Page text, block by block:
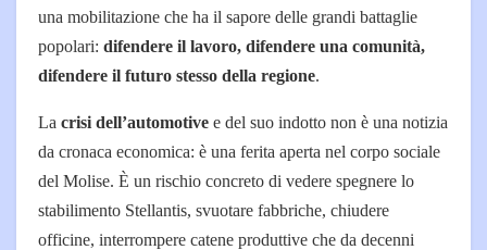
una mobilitazione che ha il sapore delle grandi battaglie
popolari: difendere il lavoro, difendere una comunità,
difendere il futuro stesso della regione.
La crisi dell’automotive e del suo indotto non è una notizia
da cronaca economica: è una ferita aperta nel corpo sociale
del Molise. È un rischio concreto di vedere spegnere lo
stabilimento Stellantis, svuotare fabbriche, chiudere
officine, interrompere catene produttive che da decenni